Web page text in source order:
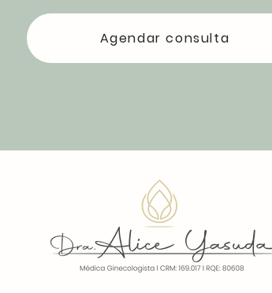
Agendar consulta